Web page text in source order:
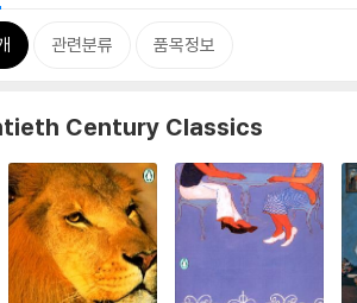
관련분류 품목정보
Century Classics